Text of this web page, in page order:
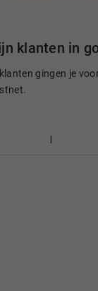
klanten in
gingen je